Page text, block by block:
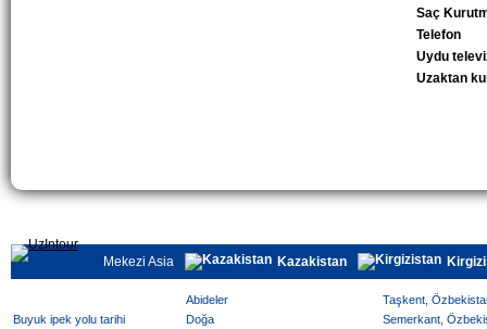
Saç
Telefon
Uydu
Uzaktan
Mekezi Asia Kazakistan
Abideler
Buyuk ipek yolu tarihi
Doğa
Taşkent,
Semerkant,